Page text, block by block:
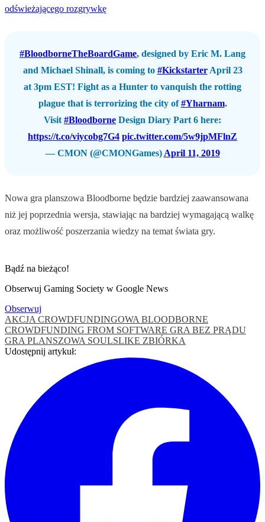
odświeżającego rozgrywkę
#BloodborneTheBoardGame, designed by Eric M. Lang
and Michael Shinall, is coming to #KickstarterApril 23
at 3pm EST! Fight as a Hunter to vanquish the rotting
plague that is terrorizing the city of#Yharnam.
Visit #Bloodborne Design Diary Part 6 here:
https://t.co/viycobg7G4 pic.twitter.com/5w9jpMFlnZ
— CMON (@CMONGames) April 11, 2019
Nowa gra planszowa Bloodborne będzie bardziej zaawansowana
niż jej poprzednia wersja, stawiając na bardziej wymagającą walkę
oraz możliwość poszerzania wiedzy na temat świata gry.
Bądź na bieżąco!
Obserwuj Gaming Society w Google News
Obserwuj
AKCJA CROWDFUNDINGOWA BLOODBORNE
CROWDFUNDING FROM SOFTWARE GRA BEZ PRĄDU
GRA PLANSZOWA SOULSLIKE ZBIÓRKA
Udostępnij artykuł: